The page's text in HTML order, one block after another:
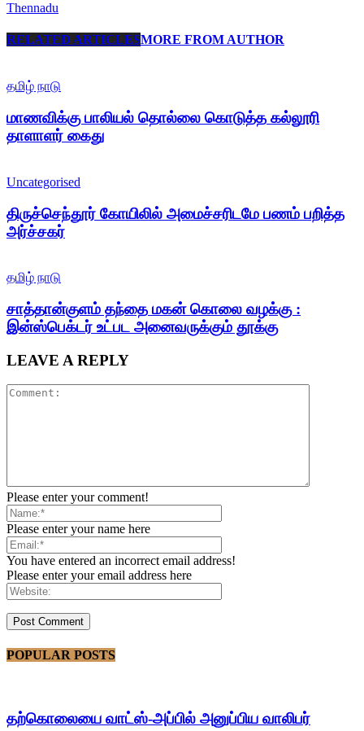
Thennadu
RELATED ARTICLESMORE FROM AUTHOR
தமிழ் நாடு
மாணவிக்கு பாலியல் தொல்லை கொடுத்த கல்லூரி
தாளாளர் கைது
Uncategorised
திருச்செந்தூர் கோயிலில் அமைச்சரிடமே பணம் பறித்த
அர்ச்சகர்
தமிழ் நாடு
சாத்தான்குளம் தந்தை மகன் கொலை வழக்கு :
இன்ஸ்பெக்டர் உட்பட அனைவருக்கும் தூக்கு
LEAVE A REPLY
Please enter your comment!
Please enter your name here
You have entered an incorrect email address!
Please enter your email address here
POPULAR POSTS
தற்கொலையை வாட்ஸ்-அப்பில் அனுப்பிய வாலிபர்